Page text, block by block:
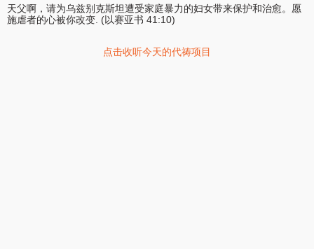
天父啊，请为乌兹别克斯坦遭受家庭暴力的妇女带来保护和治愈。愿
施虐者的心被你改变. (以赛亚书 41:10)
点击收听今天的代祷项目